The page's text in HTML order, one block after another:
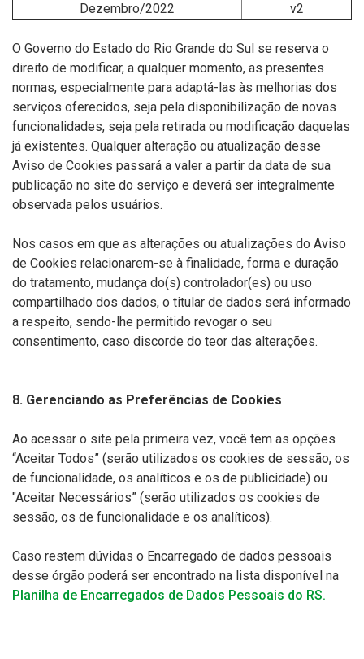
Dezembro/2022
v2
O Governo do Estado do Rio Grande do Sul se reserva o
direito de modificar, a qualquer momento, as presentes
normas, especialmente para adaptá-las às melhorias dos
serviços oferecidos, seja pela disponibilização de novas
funcionalidades, seja pela retirada ou modificação daquelas
já existentes. Qualquer alteração ou atualização desse
Aviso de Cookies passará a valer a partir da data de sua
publicação no site do serviço e deverá ser integralmente
observada pelos usuários.
Nos casos em que as alterações ou atualizações do Aviso
de Cookies relacionarem-se à finalidade, forma e duração
do tratamento, mudança do(s) controlador(es) ou uso
compartilhado dos dados, o titular de dados será informado
a respeito, sendo-lhe permitido revogar o seu
consentimento, caso discorde do teor das alterações.
8. Gerenciando as Preferências de Cookies
Ao acessar o site pela primeira vez, você tem as opções
“Aceitar Todos” (serão utilizados os cookies de sessão, os
de funcionalidade, os analíticos e os de publicidade) ou
"Aceitar Necessários” (serão utilizados os cookies de
sessão, os de funcionalidade e os analíticos).
Caso restem dúvidas o Encarregado de dados pessoais
desse órgão poderá ser encontrado na lista disponível na
Planilha de Encarregados de Dados Pessoais do RS.